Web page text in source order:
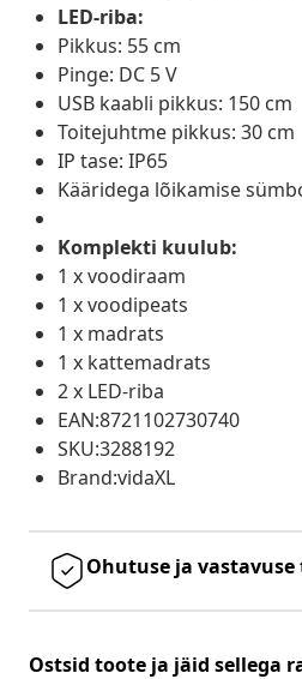
LED-riba:
Pikkus: 55 cm
Pinge: DC 5 V
USB kaabli pikkus: 150 cm
Toitejuhtme pikkus: 30 cm
IP tase: IP65
Kääridega lõikamise
Komplekti kuulub:
1 x voodiraam
1 x voodipeats
1 x madrats
1 x kattemadrats
2 x LED-riba
EAN:8721102730740
SKU:3288192
Brand:vidaXL
Ohutuse ja vastavuse
Ostsid toote ja jäid sellega